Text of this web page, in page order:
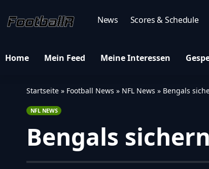
News Scores & Schedule
Home Mein Feed Meine Interessen
Startseite » Football News » NFL News » Bengals
NFL NEWS
Bengals